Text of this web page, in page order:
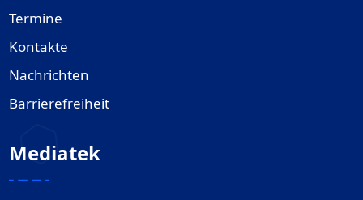
Termine
Kontakte
Nachrichten
Barrierefreiheit
Mediatek